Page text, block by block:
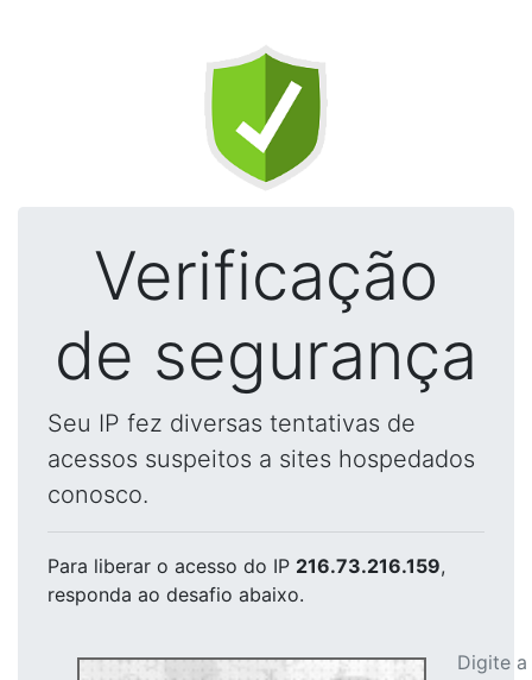
Verificação
de segurança
Seu IP fez diversas tentativas de
acessos suspeitos a sites hospedados
conosco.
Para liberar o acesso do IP 216.73.216.159,
responda ao desafio abaixo.
Digite